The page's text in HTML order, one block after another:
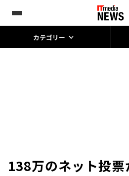
カテゴリー
138万のネット投